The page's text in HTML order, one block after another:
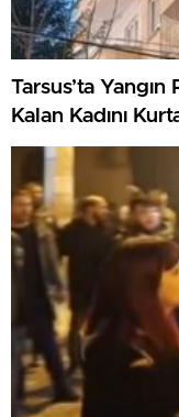
Tarsus’ta
Kalan Kadını